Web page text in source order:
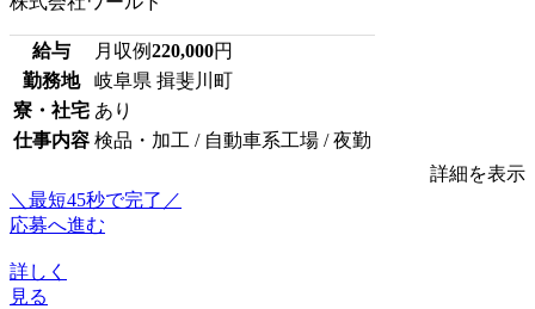
給与 月収例220,000円
勤務地
岐阜県 揖斐川町
寮・社宅 あり
仕事内容 検品・加工 / 自動車系工場 / 夜勤
詳細を表示
＼最短45秒で完了／
応募へ進む
詳しく
見る